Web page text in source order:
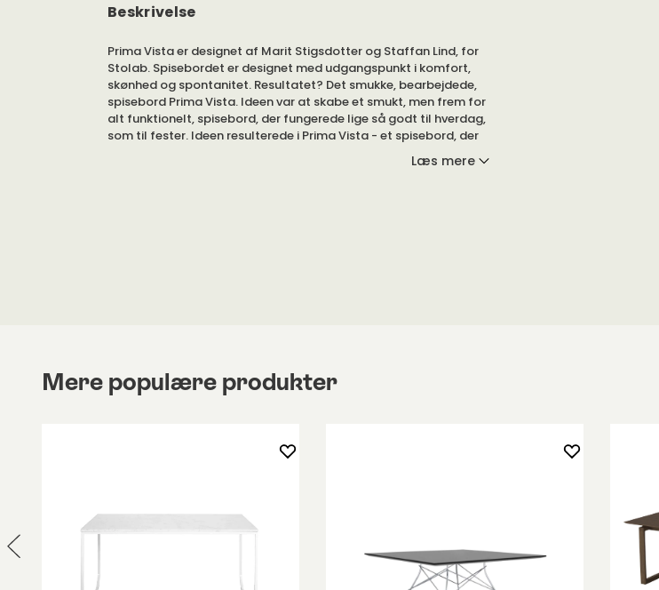
Beskrivelse
Prima Vista er designet af Marit Stigsdotter og Staffan Lind, for
Stolab. Spisebordet er designet med udgangspunkt i komfort,
skønhed og spontanitet. Resultatet? Det smukke, bearbejdede,
spisebord Prima Vista. Ideen var at skabe et smukt, men frem for
alt funktionelt, spisebord, der fungerede lige så godt til hverdag,
som til fester. Ideen resulterede i Prima Vista - et spisebord, der
(gælder ikke for bord med en længde på 210 centimeter, da
dette ikke har en tillægsplade). Tillægspladen opbevares i
korkoverflade. Den løse korkplade kan tages ud og bruges
borde) medfølger ved køb af bordet.
Højden fra gulv til undersiden af bordsskørtet er 63,7 centimeter.
Afstanden mellem bordbenene er 98,8 centimeter.
Læs mere
Mere populære produkter